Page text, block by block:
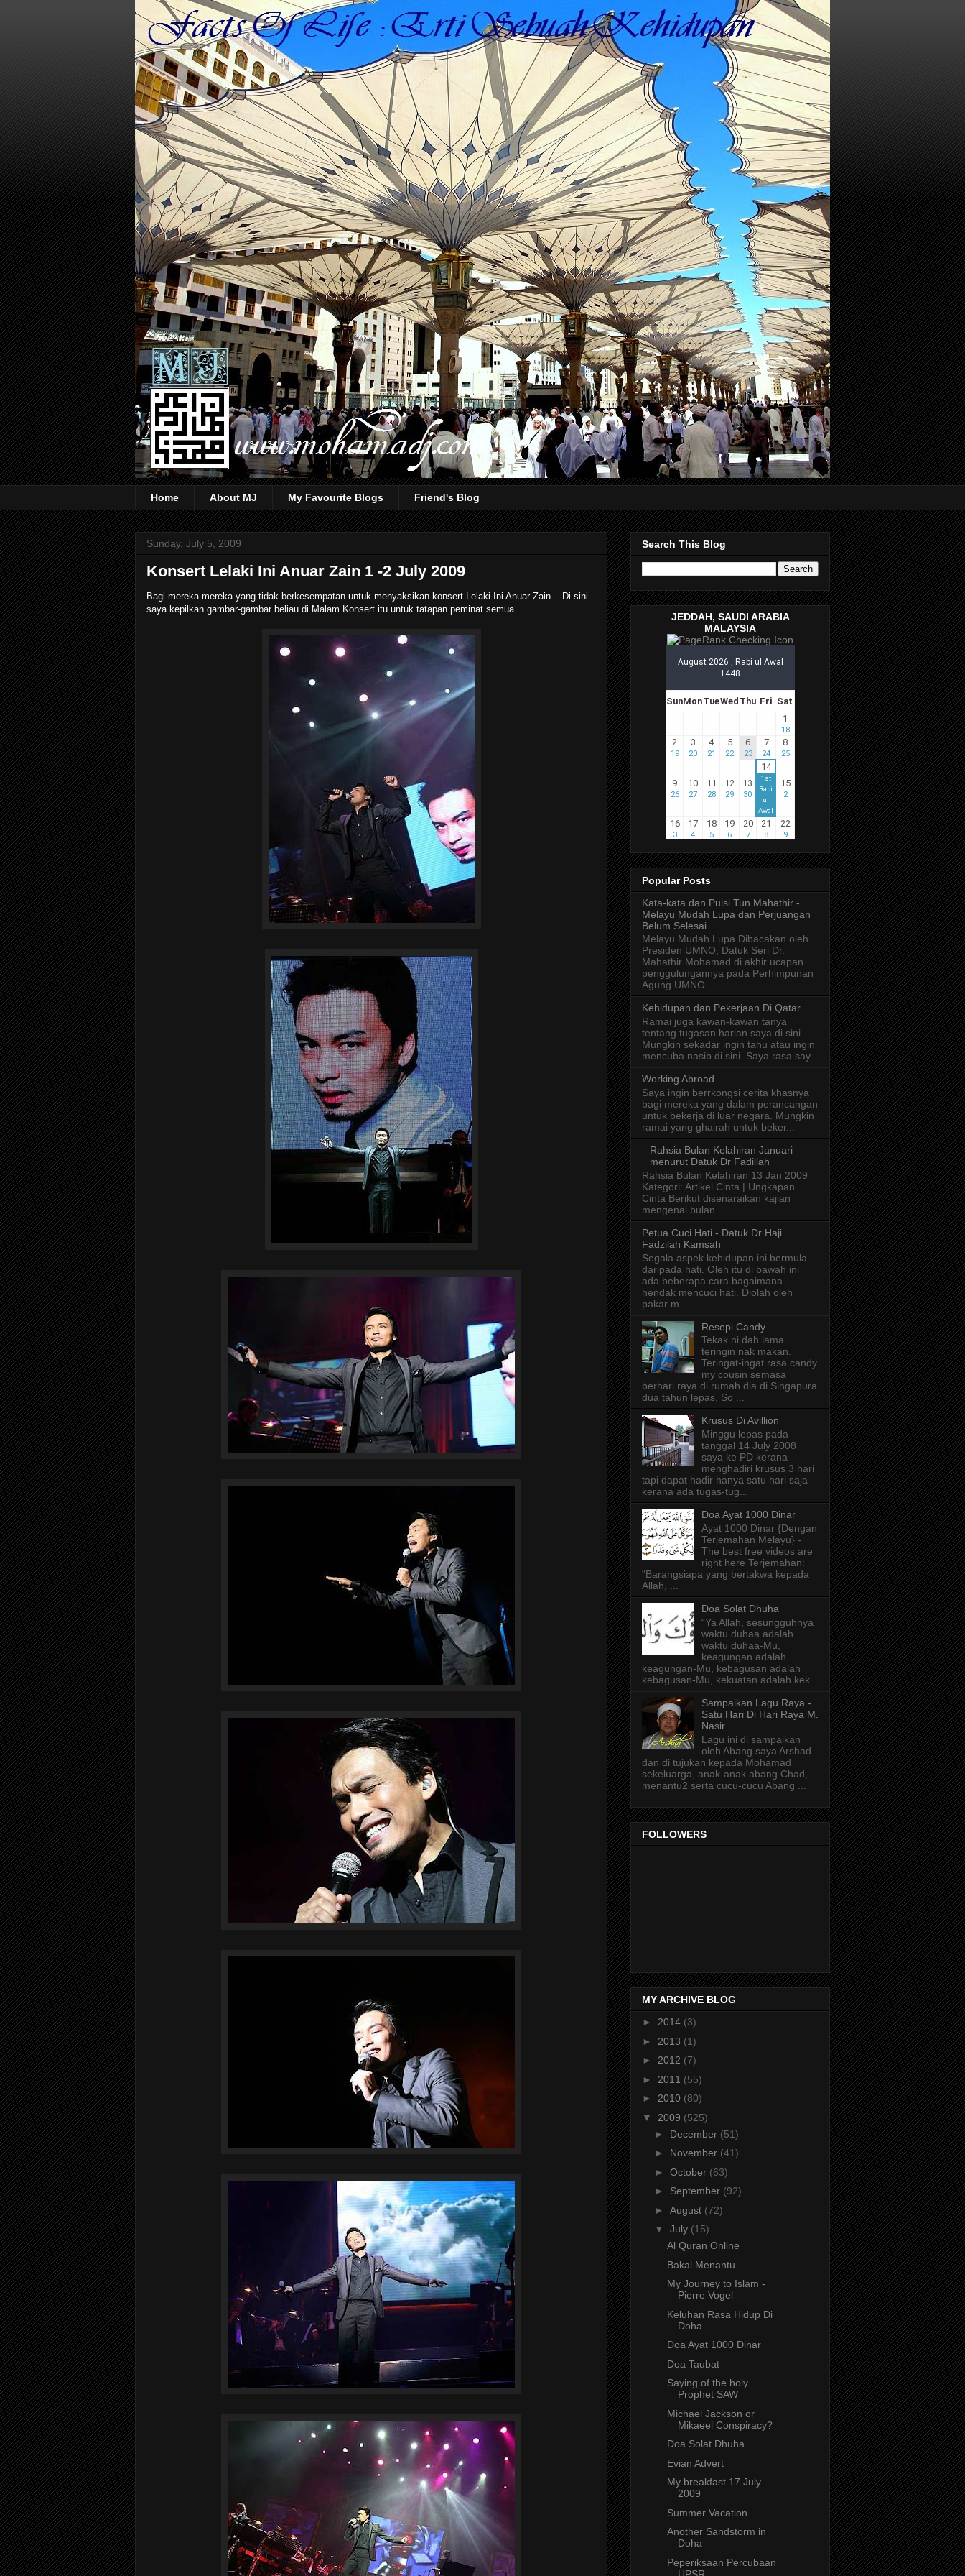
Home About MJ My Favourite Blogs Friend's Blog
Sunday, July 5, 2009
Konsert Lelaki Ini Anuar Zain 1 -2 July 2009
Bagi mereka-mereka yang tidak berkesempatan untuk menyaksikan konsert Lelaki Ini Anuar Zain... Di sini
saya kepilkan gambar-gambar beliau di Malam Konsert itu untuk tatapan peminat semua...
Search This Blog
JEDDAH, SAUDI ARABIA
MALAYSIA
Popular Posts
Kata-kata dan Puisi Tun Mahathir -
Melayu Mudah Lupa dan Perjuangan
Belum Selesai
Melayu Mudah Lupa Dibacakan oleh
Presiden UMNO, Datuk Seri Dr.
Mahathir Mohamad di akhir ucapan
penggulungannya pada Perhimpunan
Agung UMNO...
Kehidupan dan Pekerjaan Di Qatar
Ramai juga kawan-kawan tanya
tentang tugasan harian saya di sini.
Mungkin sekadar ingin tahu atau ingin
mencuba nasib di sini. Saya rasa say...
Working Abroad....
Saya ingin berrkongsi cerita khasnya
bagi mereka yang dalam perancangan
untuk bekerja di luar negara. Mungkin
ramai yang ghairah untuk beker...
Rahsia Bulan Kelahiran Januari
menurut Datuk Dr Fadillah
Rahsia Bulan Kelahiran 13 Jan 2009
Kategori: Artikel Cinta | Ungkapan
Cinta Berikut disenaraikan kajian
mengenai bulan...
Petua Cuci Hati - Datuk Dr Haji
Fadzilah Kamsah
Segala aspek kehidupan ini bermula
daripada hati. Oleh itu di bawah ini
ada beberapa cara bagaimana
hendak mencuci hati. Diolah oleh
pakar m...
Resepi Candy
Tekak ni dah lama
teringin nak makan.
Teringat-ingat rasa candy
my cousin semasa
berhari raya di rumah dia di Singapura
dua tahun lepas. So ...
Krusus Di Avillion
Minggu lepas pada
tanggal 14 July 2008
saya ke PD kerana
menghadiri krusus 3 hari
tapi dapat hadir hanya satu hari saja
kerana ada tugas-tug...
Doa Ayat 1000 Dinar
Ayat 1000 Dinar {Dengan
Terjemahan Melayu} -
The best free videos are
right here Terjemahan:
"Barangsiapa yang bertakwa kepada
Allah, ...
Doa Solat Dhuha
“Ya Allah, sesungguhnya
waktu duhaa adalah
waktu duhaa-Mu,
keagungan adalah
keagungan-Mu, kebagusan adalah
kebagusan-Mu, kekuatan adalah kek...
Sampaikan Lagu Raya -
Satu Hari Di Hari Raya M.
Nasir
Lagu ini di sampaikan
oleh Abang saya Arshad
dan di tujukan kepada Mohamad
sekeluarga, anak-anak abang Chad,
menantu2 serta cucu-cucu Abang ...
FOLLOWERS
MY ARCHIVE BLOG
► 2014 (3)
► 2013 (1)
► 2012 (7)
► 2011 (55)
► 2010 (80)
▼ 2009 (525)
► December (51)
► November (41)
► October (63)
► September (92)
► August (72)
▼ July (15)
Al Quran Online
Bakal Menantu...
My Journey to Islam -
Pierre Vogel
Keluhan Rasa Hidup Di
Doha ....
Doa Ayat 1000 Dinar
Doa Taubat
Saying of the holy
Prophet SAW
Michael Jackson or
Mikaeel Conspiracy?
Doa Solat Dhuha
Evian Advert
My breakfast 17 July
2009
Summer Vacation
Another Sandstorm in
Doha
Peperiksaan Percubaan